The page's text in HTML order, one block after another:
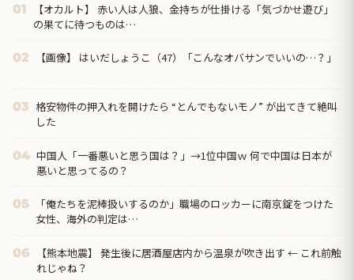
01
【オカルト】 赤い人は人狼、金持ちが仕掛ける「気づかせ遊び」
の果てに待つものは…
02 【画像】 はいだしょうこ（47）「こんなオバサンでいいの…？」
03 格安物件の押入れを開けたら “とんでもないモノ” が出てきて絶叫
した
04 中国人「一番悪いと思う国は？」→1位中国ｗ 何で中国は日本が
悪いと思ってるの？
05
「俺たちを泥棒扱いするのか」職場のロッカーに南京錠をつけた
女性、海外の判定は…
06
【熊本地震】 発生後に居酒屋店内から温泉が吹き出す ← これ前触
れじゃね？